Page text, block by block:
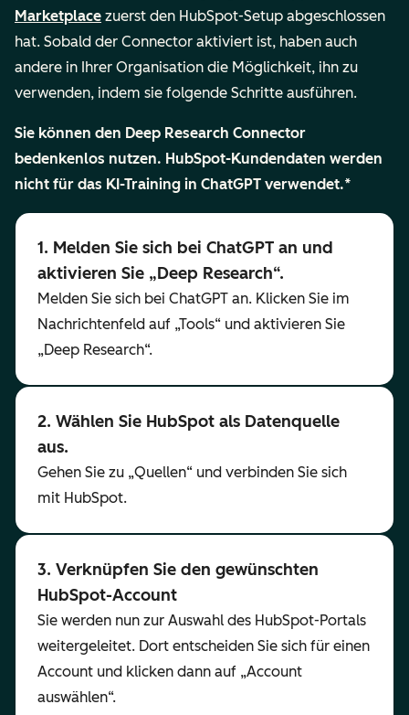
Marketplace zuerst den HubSpot-Setup abgeschlossen
hat. Sobald der Connector aktiviert ist, haben auch
andere in Ihrer Organisation die Möglichkeit, ihn zu
verwenden, indem sie folgende Schritte ausführen.
Sie können den Deep Research Connector
bedenkenlos nutzen. HubSpot-Kundendaten werden
nicht für das KI-Training in ChatGPT verwendet.*
1. Melden Sie sich bei ChatGPT an und
aktivieren Sie „Deep Research“.
Melden Sie sich bei ChatGPT an. Klicken Sie im
Nachrichtenfeld auf „Tools“ und aktivieren Sie
„Deep Research“.
2. Wählen Sie HubSpot als Datenquelle
aus.
Gehen Sie zu „Quellen“ und verbinden Sie sich
mit HubSpot.
3. Verknüpfen Sie den gewünschten
HubSpot-Account
Sie werden nun zur Auswahl des HubSpot-Portals
weitergeleitet. Dort entscheiden Sie sich für einen
Account und klicken dann auf „Account
auswählen“.